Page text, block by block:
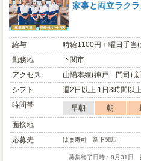
家事と両立ラク
給与
時給1100円＋曜日手当
勤務地
下関市
アクセス
山陽本線(神戸－門司)
シフト
週2日以上 1日3時間以
時間帯
早朝 朝
面接地
応募先
はま寿司 新下関店
募集終了日時：8月31日